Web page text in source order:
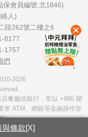
保會員編號:北1846)
人)
段262號二樓之6
8177
1757
們
2026
餐廳或銀行，常以 +886 開
求 ATM、網銀等金融操作皆
！
與條款[X]